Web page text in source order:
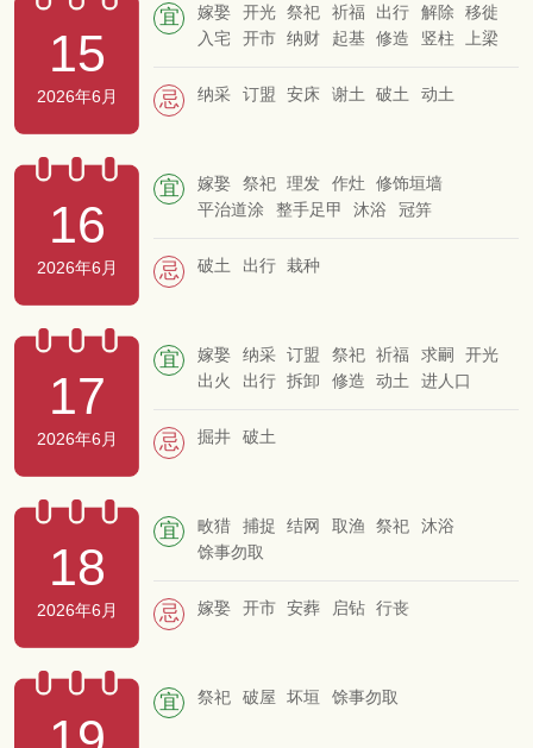
15
2026年6月
宜 嫁娶 开光 祭祀 祈福 出行 解除
移徙
入宅
开市 纳财 起基 修造 竖柱
上梁
放水
扫舍 造仓 造船 栽种 安葬
忌 纳采 订盟 安床 谢土 破土 动土
16
2026年6月
宜 嫁娶 祭祀 理发 作灶
修饰垣墙
平治道涂
整手足甲 沐浴 冠笄
忌 破土 出行 栽种
17
2026年6月
宜 嫁娶 纳采 订盟 祭祀 祈福 求嗣
开光
出火
出行 拆卸 修造 动土
进人口
入殓
安葬
忌 掘井 破土
18
2026年6月
宜 畋猎 捕捉 结网 取渔 祭祀
沐浴
馀事勿取
忌 嫁娶 开市 安葬 启钻 行丧
宜 祭祀 破屋 坏垣 馀事勿取